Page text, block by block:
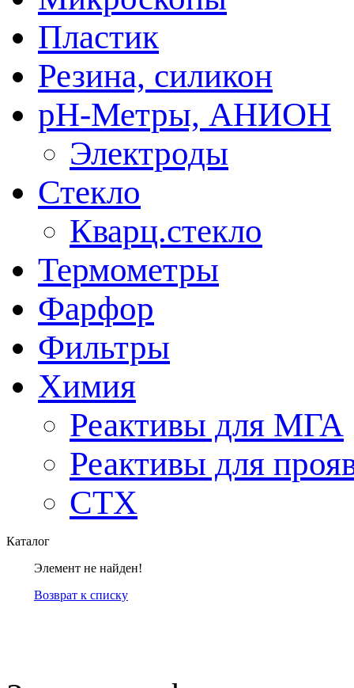
Пластик
Резина, силикон
рН-Метры, АНИОН
Электроды
Стекло
Кварц.стекло
Термометры
Фарфор
Фильтры
Химия
Реактивы для МГА
Реактивы для
СТХ
Каталог
Элемент не найден!
Возврат к списку